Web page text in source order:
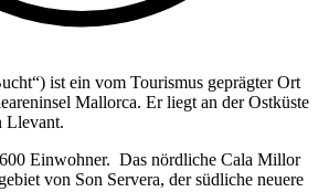
ist ein vom Tourismus geprägter Ort
Mallorca. Er liegt an der Ostküste
Llevant.
Einwohner. Das nördliche Cala Millor
von Son Servera, der südliche neuere